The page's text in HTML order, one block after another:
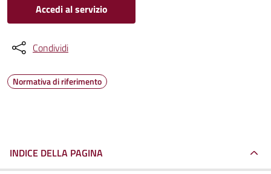
Accedi al servizio
Condividi
Normativa di riferimento
INDICE DELLA PAGINA